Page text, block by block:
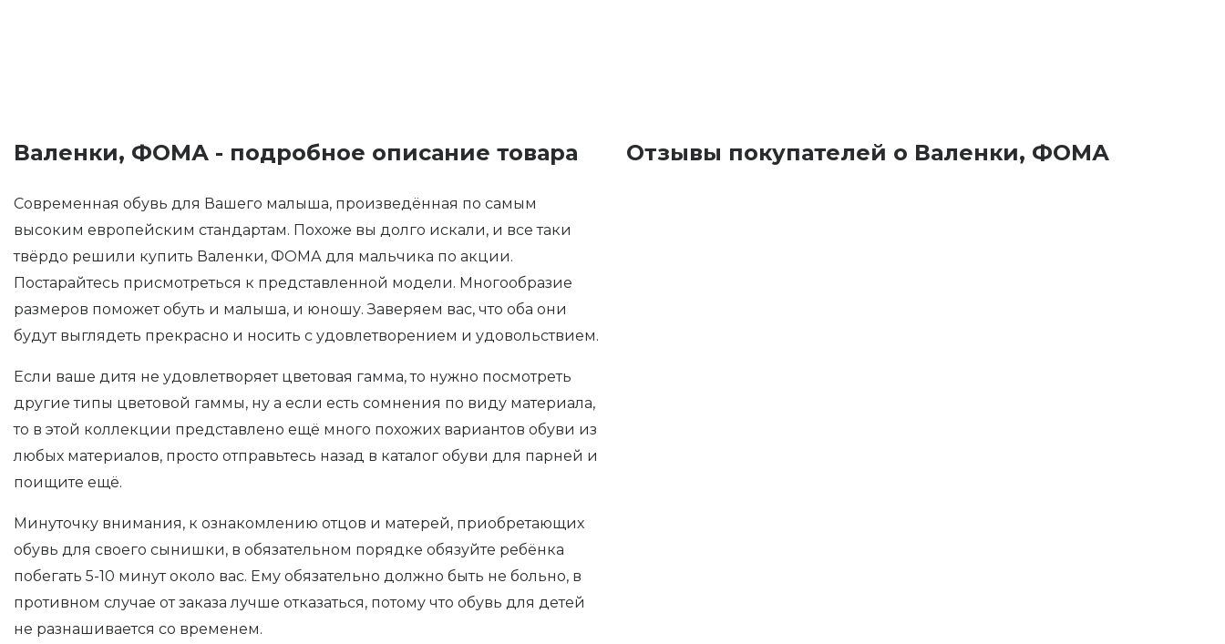
Валенки, ФОМА - подробное описание товара
Современная обувь для Вашего малыша, произведённая по самым
высоким европейским стандартам. Похоже вы долго искали, и все таки
твёрдо решили купить Валенки, ФОМА для мальчика по акции.
Постарайтесь присмотреться к представленной модели. Многообразие
размеров поможет обуть и малыша, и юношу. Заверяем вас, что оба они
будут выглядеть прекрасно и носить с удовлетворением и удовольствием.
Если ваше дитя не удовлетворяет цветовая гамма, то нужно посмотреть
другие типы цветовой гаммы, ну а если есть сомнения по виду материала,
то в этой коллекции представлено ещё много похожих вариантов обуви из
любых материалов, просто отправьтесь назад в каталог обуви для парней и
поищите ещё.
Минуточку внимания, к ознакомлению отцов и матерей, приобретающих
обувь для своего сынишки, в обязательном порядке обязуйте ребёнка
побегать 5-10 минут около вас. Ему обязательно должно быть не больно, в
противном случае от заказа лучше отказаться, потому что обувь для детей
не разнашивается со временем.
Отзывы покупателей о Валенки, ФОМА